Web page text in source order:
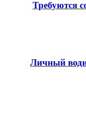
Требуются
Личный